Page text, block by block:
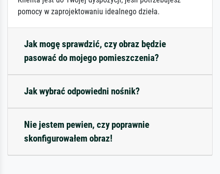
pomocy w zaprojektowaniu idealnego dzieła.
Jak mogę sprawdzić, czy obraz będzie
pasować do mojego pomieszczenia?
Jak wybrać odpowiedni nośnik?
Nie jestem pewien, czy poprawnie
skonfigurowałem obraz!